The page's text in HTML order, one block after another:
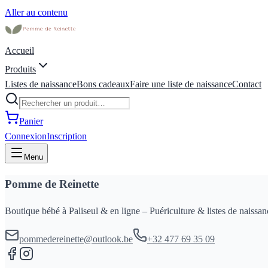
Aller au contenu
Accueil
Produits
Listes de naissanceBons cadeauxFaire une liste de naissanceContact
Panier
ConnexionInscription
Menu
Pomme de Reinette
Boutique bébé à Paliseul & en ligne – Puériculture & listes de
pommedereinette@outlook.be +32 477 69 35 09